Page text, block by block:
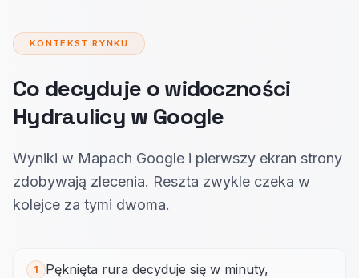
KONTEKST RYNKU
Co decyduje o widoczności
Hydraulicy w Google
Wyniki w Mapach Google i pierwszy ekran strony
zdobywają zlecenia. Reszta zwykle czeka w
kolejce za tymi dwoma.
1
Pęknięta rura decyduje się w minuty,